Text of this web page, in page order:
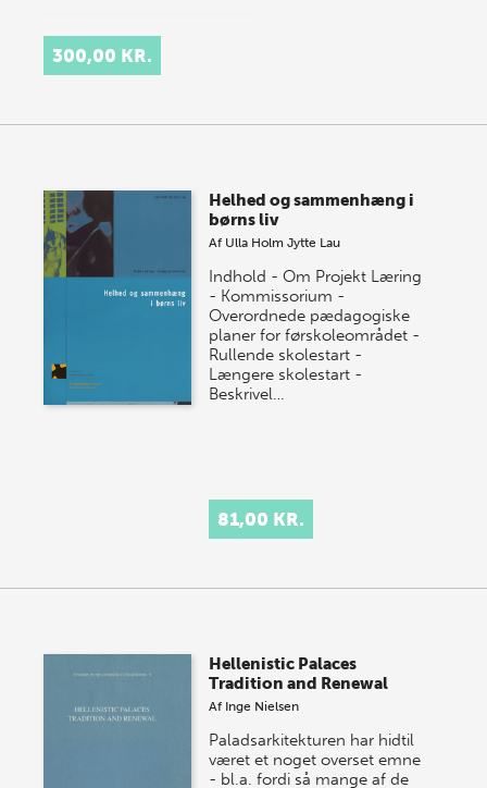
300,00 KR.
Helhed og sammenhæng i
børns liv
Af Ulla Holm Jytte Lau
Indhold - Om Projekt Læring
- Kommissorium -
Overordnede pædagogiske
planer for førskoleområdet -
Rullende skolestart -
Længere skolestart -
Beskrivel…
81,00 KR.
Hellenistic Palaces
Tradition and Renewal
Af Inge Nielsen
Paladsarkitekturen har hidtil
været et noget overset emne
- bl.a. fordi så mange af de